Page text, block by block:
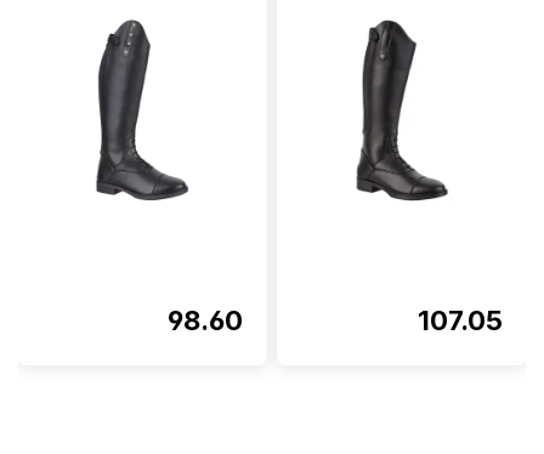
98.60 107.05